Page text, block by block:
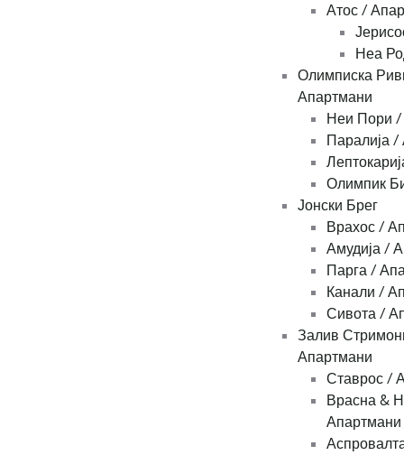
Атос /
Неа
Олимписка
Апартмани
Неи Пори /
Паралија
Олимпик
Јонски Брег
Врахос /
Амудија /
Парга /
Канали /
Сивота /
Залив
Апартмани
Ставрос /
Врасна &
Апартмани